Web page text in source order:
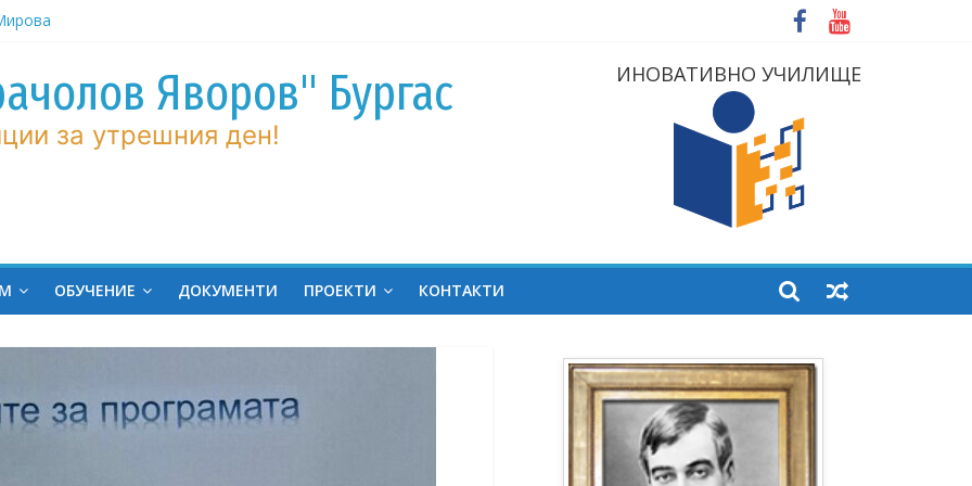
по
Яворов" Бургас
за утрешния ден!
ИНОВАТИВНО УЧИЛИЩЕ
ОБУЧЕНИЕ ДОКУМЕНТИ ПРОЕКТИ КОНТАКТИ